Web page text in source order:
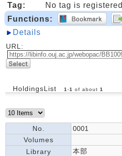
Tag:
No tag is registered
Functions:
Details
URL:
HoldingsList 1 -1 of about 1
No.
0001
Volumes
Library
本部